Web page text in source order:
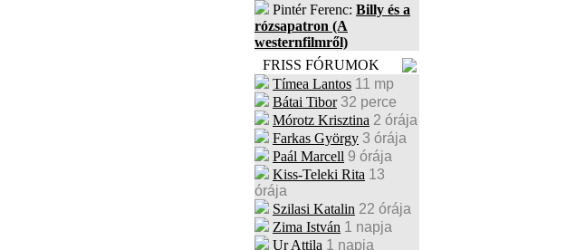
Pintér Ferenc: Billy és a
rózsapatron (A
westernfilmről)
FRISS FÓRUMOK
Tímea Lantos 11 mp
Bátai Tibor 32 perce
Mórotz Krisztina 2 órája
Farkas György 3 órája
Paál Marcell 9 órája
Kiss-Teleki Rita 13
órája
Szilasi Katalin 22 órája
Zima István 1 napja
Ur Attila 1 napja